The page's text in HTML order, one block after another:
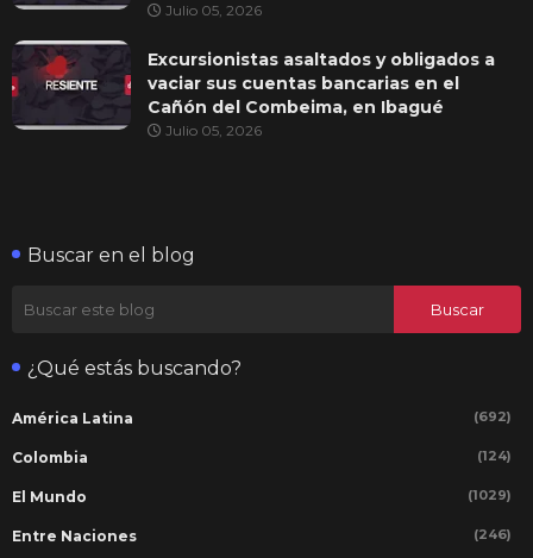
Julio 05, 2026
Excursionistas asaltados y obligados a
vaciar sus cuentas bancarias en el
Cañón del Combeima, en Ibagué
Julio 05, 2026
Buscar en el blog
¿Qué estás buscando?
América Latina (692)
Colombia (124)
El Mundo (1029)
Entre Naciones (246)